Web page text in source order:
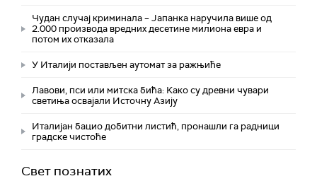
Чудан случај криминала – Јапанка наручила више од
2.000 производа вредних десетине милиона евра и
потом их отказала
У Италији постављен аутомат за ражњиће
Лавови, пси или митска бића: Како су древни чувари
светиња освајали Источну Азију
Италијан бацио добитни листић, пронашли га радници
градске чистоће
Свет познатих